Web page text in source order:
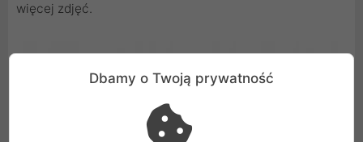
więcej zdjęć.
Dbamy o Twoją prywatność